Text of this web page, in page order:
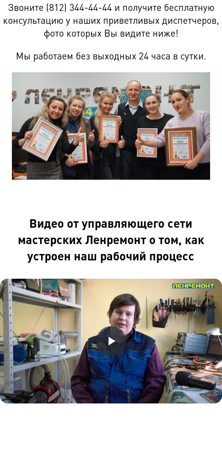
Звоните (812) 344-44-44 и получите бесплатную
консультацию у наших приветливых диспетчеров,
фото которых Вы видите ниже!
Мы работаем без выходных 24 часа в сутки.
Видео от управляющего сети
мастерских Ленремонт о том, как
устроен наш рабочий процесс